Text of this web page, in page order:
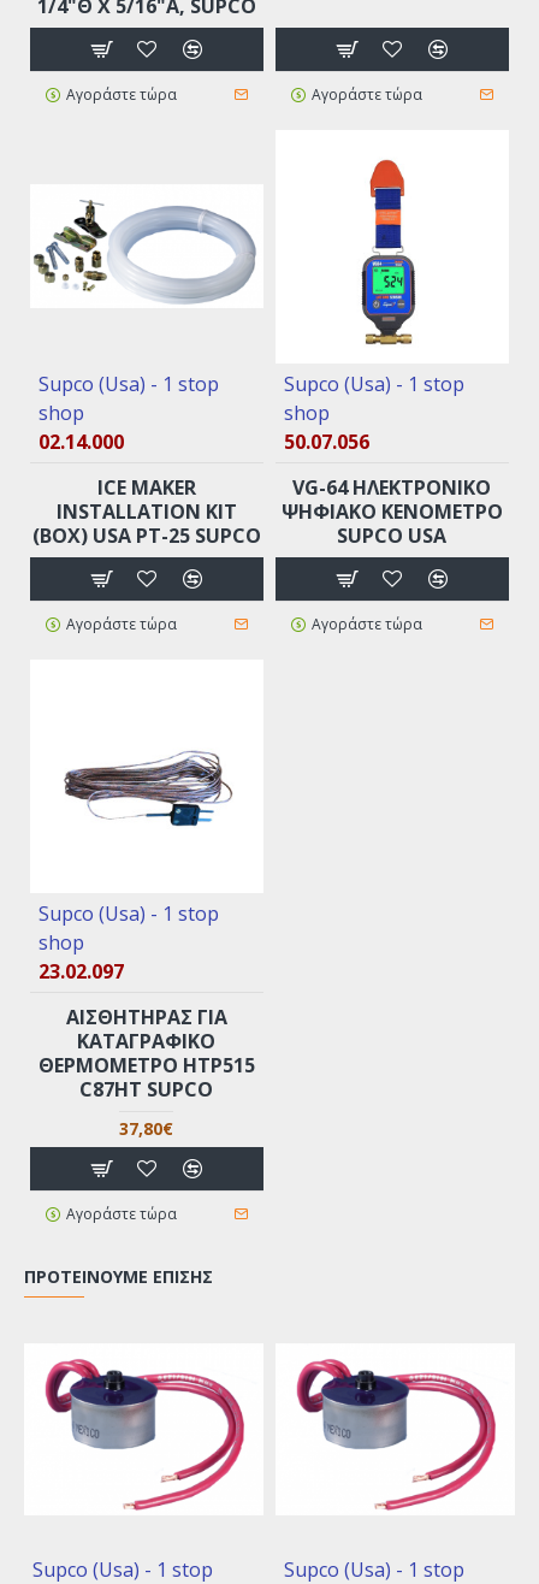
1/4"Θ X 5/16"Α, SUPCO
Αγοράστε τώρα Αγοράστε τώρα
Supco (Usa) - 1 stop
shop
02.14.000
ICE MAKER
INSTALLATION KIT
(BOX) USA ΡΤ-25 SUPCO
Αγοράστε τώρα
Supco (Usa) - 1 stop
shop
50.07.056
VG-64 ΗΛΕΚΤΡΟΝΙΚΌ
ΨΗΦΙΑΚΌ ΚΕΝΟΜΕΤΡΟ
SUPCO USA
Αγοράστε τώρα
Supco (Usa) - 1 stop
shop
23.02.097
ΑΙΣΘΗΤΉΡΑΣ ΓΙΑ
ΚΑΤΑΓΡΑΦΙΚΌ
ΘΕΡΜΌΜΕΤΡΟ ΗΤΡ515
C87ΗΤ SUPCO
37,80€
Αγοράστε τώρα
ΠΡΟΤΕΊΝΟΥΜΕ ΕΠΊΣΗΣ
Supco (Usa) - 1 stop
Supco (Usa) - 1 stop